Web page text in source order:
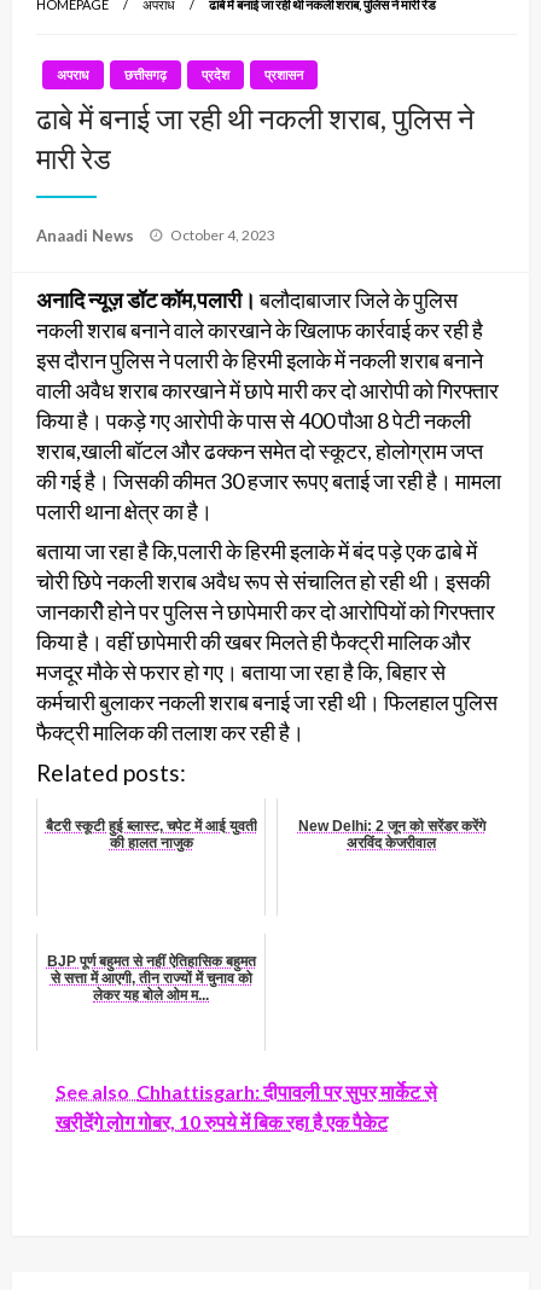
HOMEPAGE अपराध ढाबे में बनाई जा रही थी नकली शराब, पुलिस ने मारी रेड
अपराध छत्तीसगढ़ प्रदेश प्रशासन
ढाबे में बनाई जा रही थी नकली शराब, पुलिस ने
मारी रेड
Anaadi News
Posted
October 4, 2023
अनादि न्यूज़ डॉट कॉम,पलारी। बलौदाबाजार जिले के पुलिस
नकली शराब बनाने वाले कारखाने के खिलाफ कार्रवाई कर रही है
इस दौरान पुलिस ने पलारी के हिरमी इलाके में नकली शराब बनाने
वाली अवैध शराब कारखाने में छापे मारी कर दो आरोपी को गिरफ्तार
किया है। पकड़े गए आरोपी के पास से 400 पौआ 8 पेटी नकली
शराब,खाली बॉटल और ढक्कन समेत दो स्कूटर, होलोग्राम जप्त
की गई है। जिसकी कीमत 30 हजार रूपए बताई जा रही है। मामला
पलारी थाना क्षेत्र का है।
बताया जा रहा है कि,पलारी के हिरमी इलाके में बंद पड़े एक ढाबे में
चोरी छिपे नकली शराब अवैध रूप से संचालित हो रही थी। इसकी
जानकारीे होने पर पुलिस ने छापेमारी कर दो आरोपियों को गिरफ्तार
किया है। वहीं छापेमारी की खबर मिलते ही फैक्ट्री मालिक और
मजदूर मौके से फरार हो गए। बताया जा रहा है कि, बिहार से
कर्मचारी बुलाकर नकली शराब बनाई जा रही थी। फिलहाल पुलिस
फैक्ट्री मालिक की तलाश कर रही है।
Related posts:
बैटरी स्कूटी हुई ब्लास्ट, चपेट में आई युवती
की हालत नाजुक
New Delhi: 2 जून को सरेंडर करेंगे
अरविंद केजरीवाल
BJP पूर्ण बहुमत से नहीं ऐतिहासिक बहुमत
से सत्ता में आएगी, तीन राज्यों में चुनाव को
लेकर यह बोले ओम म...
See also Chhattisgarh: दीपावली पर सुपर मार्केट से
खरीदेंगे लोग गोबर, 10 रुपये में बिक रहा है एक पैकेट